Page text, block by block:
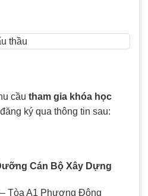
cầu tham gia khóa học
ký qua thông tin sau:
Cán Bộ Xây Dựng
Tòa A1 Phương Đông